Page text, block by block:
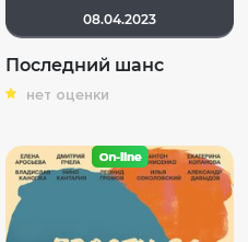
08.04.2023
Последний шанс
нет оценки